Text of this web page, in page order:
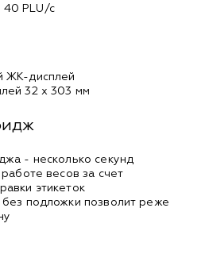
40 PLU/c
ЖК-дисплей
32 х 303 мм
- несколько секунд
весов за счет
этикеток
подложки позволит реже